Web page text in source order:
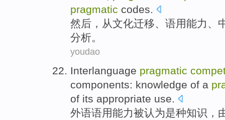
pragmatic codes.
然后 ， 从文化迁移、 语用能力 、
分析。
youdao
Interlanguage pragmatic
components: knowledge of a
of its appropriate use.
外语语用能力被认为是种知识 ，